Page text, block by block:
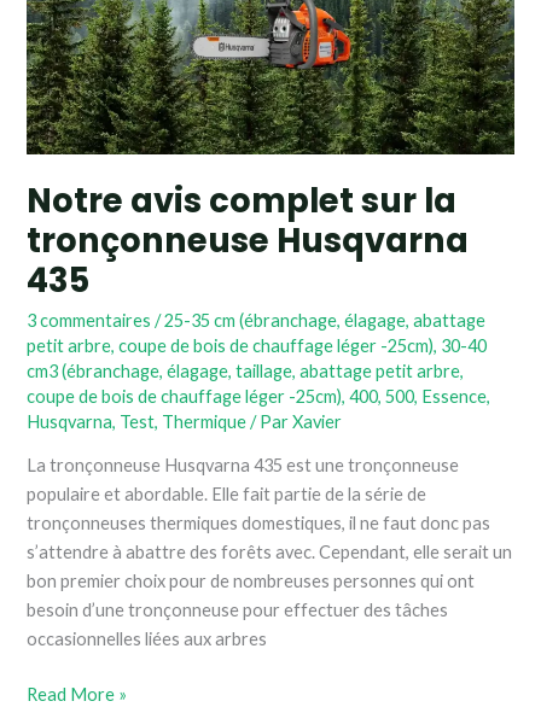
Notre avis complet sur la
tronçonneuse Husqvarna
435
3 commentaires /25-35 cm (ébranchage, élagage, abattage
petit arbre, coupe de bois de chauffage léger -25cm), 30-40
cm3 (ébranchage, élagage, taillage, abattage petit arbre,
coupe de bois de chauffage léger -25cm),400,500, Essence,
Husqvarna, Test, Thermique/ ParXavier
La tronçonneuse Husqvarna 435 est une tronçonneuse
populaire et abordable. Elle fait partie de la série de
tronçonneuses thermiques domestiques, il ne faut donc pas
s’attendre à abattre des forêts avec. Cependant, elle serait un
bon premier choix pour de nombreuses personnes qui ont
besoin d’une tronçonneuse pour effectuer des tâches
occasionnelles liées aux arbres
la
tronçonneuse
Husqvarna
435
Read More »